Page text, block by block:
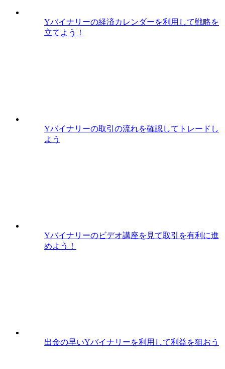
Yバイナリーの経済カレンダーを利用して戦略を
立てよう！
Yバイナリーの取引の流れを確認してトレードし
よう
Yバイナリーのビデオ講座を見て取引を有利に進
めよう！
出金の早いYバイナリーを利用して利益を狙おう